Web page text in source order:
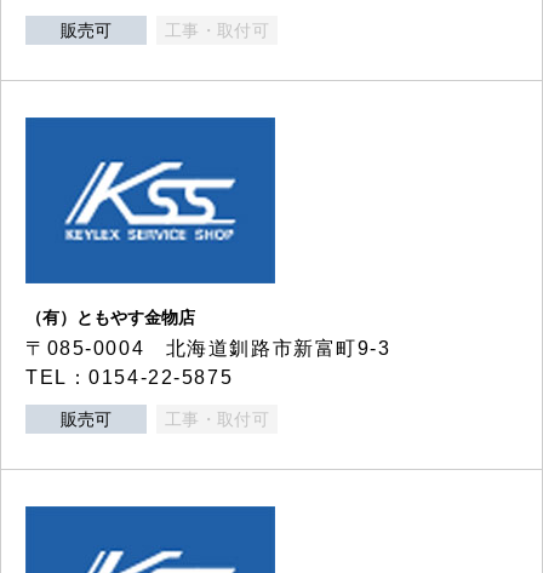
販売可 工事・取付可
（有）ともやす金物店
〒085-0004 北海道釧路市新富町9-3
TEL：0154-22-5875
販売可 工事・取付可